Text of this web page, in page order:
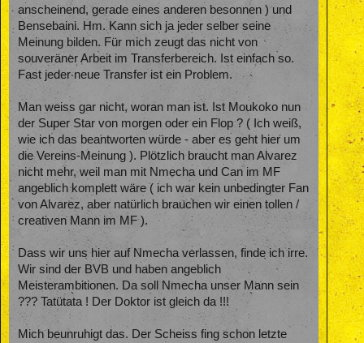
anscheinend, gerade eines anderen besonnen ) und
Bensebaini. Hm. Kann sich ja jeder selber seine
Meinung bilden. Für mich zeugt das nicht von
souveräner Arbeit im Transferbereich. Ist einfach so.
Fast jeder neue Transfer ist ein Problem.
Man weiss gar nicht, woran man ist. Ist Moukoko nun
der Super Star von morgen oder ein Flop ? ( Ich weiß,
wie ich das beantworten würde - aber es geht hier um
die Vereins-Meinung ). Plötzlich braucht man Alvarez
nicht mehr, weil man mit Nmecha und Can im MF
angeblich komplett wäre ( ich war kein unbedingter Fan
von Alvarez, aber natürlich brauchen wir einen tollen /
creativen Mann im MF ).
Dass wir uns hier auf Nmecha verlassen, finde ich irre.
Wir sind der BVB und haben angeblich
Meisterambitionen. Da soll Nmecha unser Mann sein
??? Tatütata ! Der Doktor ist gleich da !!!
Mich beunruhigt das. Der Scheiss fing schon letzte